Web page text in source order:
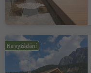
Na vyžádání